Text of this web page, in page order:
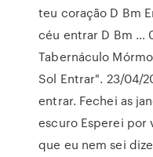
teu coração D Bm
céu entrar D Bm …
Tabernáculo
Sol Entrar". 23/04/
entrar. Fechei as
escuro Esperei por
que eu nem sei